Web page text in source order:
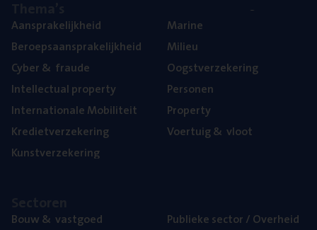
Aan­spra­ke­lijk­heid
Beroeps­aan­spra­ke­lijk­heid
Cyber& fraude
Intel­lec­tu­al property
Inter­na­ti­o­na­le Mobiliteit
Kre­diet­ver­ze­ke­ring
Kunst­ver­ze­ke­ring
Mari­ne
Mili­eu
Oogst­ver­ze­ke­ring
Per­so­nen
Pro­per­ty
Voer­tuig& vloot
Bouw& vastgoed
Publie­ke sec­tor / Overheid